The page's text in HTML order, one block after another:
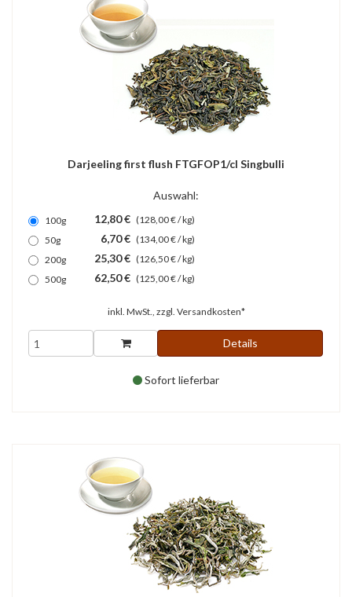
Darjeeling first flush FTGFOP1/cl Singbulli
Auswahl:
100g 12,80 € (128,00 € / kg)
50g
6,70 € (134,00 € / kg)
200g
25,30 € (126,50 € / kg)
500g
62,50 € (125,00 € / kg)
inkl. MwSt., zzgl. Versandkosten*
Details
Sofort lieferbar